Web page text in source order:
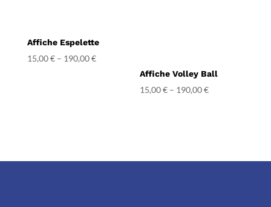
Affiche Espelette
15,00€– 190,00€
Affiche Volley Ball
15,00€ – 190,00€